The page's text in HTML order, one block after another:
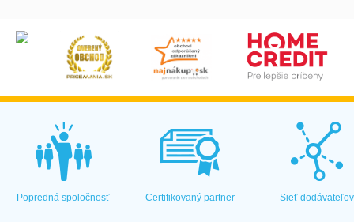
Popredná spoločnosť Certifikovaný partner Sieť dodávateľov